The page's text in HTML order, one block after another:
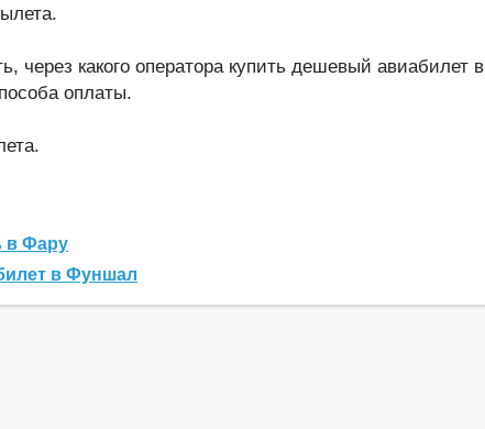
через какого оператора купить дешевый авиабилет в
оплаты.
в Фару
в Фуншал